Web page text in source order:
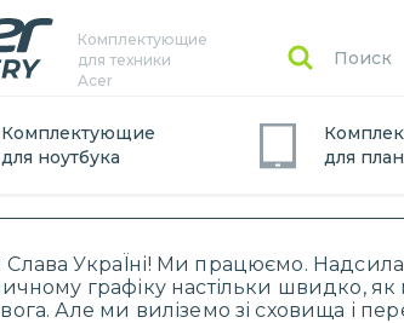
Слава УкраЇні! Ми працюємо.
графіку настільки швидко,
Але ми виліземо зі сховища і
Комплектующие
для техники
Acer
Комплектующие
для ноутбука
для